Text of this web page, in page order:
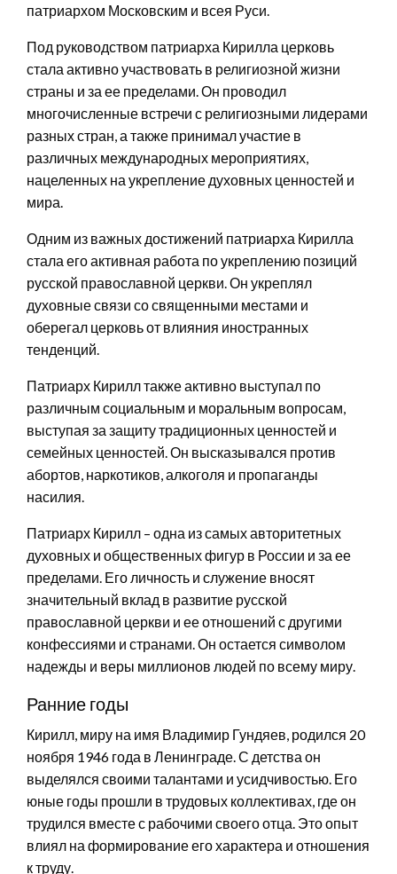
патриархом Московским и всея Руси.
Под руководством патриарха Кирилла церковь
стала активно участвовать в религиозной жизни
страны и за ее пределами. Он проводил
многочисленные встречи с религиозными лидерами
разных стран, а также принимал участие в
различных международных мероприятиях,
нацеленных на укрепление духовных ценностей и
мира.
Одним из важных достижений патриарха Кирилла
стала его активная работа по укреплению позиций
русской православной церкви. Он укреплял
духовные связи со священными местами и
оберегал церковь от влияния иностранных
тенденций.
Патриарх Кирилл также активно выступал по
различным социальным и моральным вопросам,
выступая за защиту традиционных ценностей и
семейных ценностей. Он высказывался против
абортов, наркотиков, алкоголя и пропаганды
насилия.
Патриарх Кирилл – одна из самых авторитетных
духовных и общественных фигур в России и за ее
пределами. Его личность и служение вносят
значительный вклад в развитие русской
православной церкви и ее отношений с другими
конфессиями и странами. Он остается символом
надежды и веры миллионов людей по всему миру.
Ранние годы
Кирилл, миру на имя Владимир Гундяев, родился 20
ноября 1946 года в Ленинграде. С детства он
выделялся своими талантами и усидчивостью. Его
юные годы прошли в трудовых коллективах, где он
трудился вместе с рабочими своего отца. Это опыт
влиял на формирование его характера и отношения
к труду.